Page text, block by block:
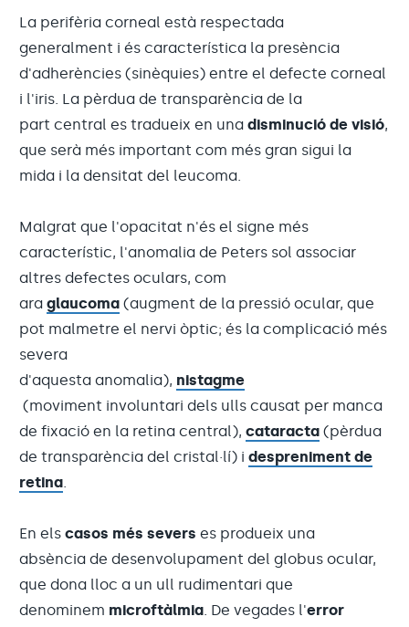
La perifèria corneal està respectada
generalment i és característica la presència
d'adherències (sinèquies) entre el defecte corneal
i l'iris. La pèrdua de transparència de la
part central es tradueix en una disminució de visió,
que serà més important com més gran sigui la
mida i la densitat del leucoma.
Malgrat que l'opacitat n'és el signe més
característic, l'anomalia de Peters sol associar
altres defectes oculars, com
ara glaucoma (augment de la pressió ocular, que
pot malmetre el nervi òptic; és la complicació més
severa
d'aquesta anomalia), nistagme
(moviment involuntari dels ulls causat per manca
de fixació en la retina central), cataracta (pèrdua
de transparència del cristal·lí) i despreniment de
retina.
En els casos més severs es produeix una
absència de desenvolupament del globus ocular,
que dona lloc a un ull rudimentari que
denominem microftàlmia. De vegades l'error